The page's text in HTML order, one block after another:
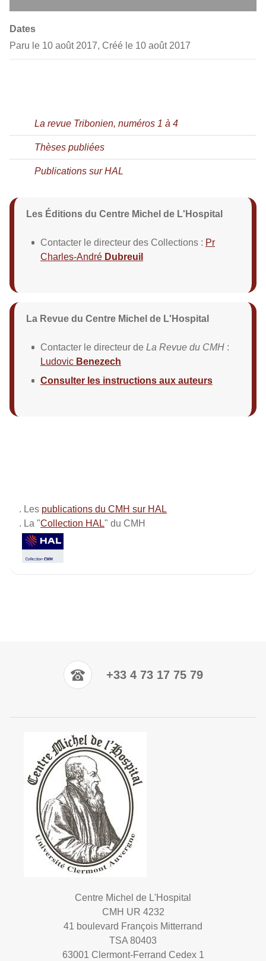
Dates
Paru le 10 août 2017, Créé le 10 août 2017
La revue Tribonien, numéros 1 à 4
Thèses publiées
Publications sur HAL
Les Éditions du Centre Michel de L'Hospital
Contacter le directeur des Collections : Pr
Charles-André Dubreuil
La Revue du Centre Michel de L'Hospital
Contacter le directeur de La Revue du CMH :
Ludovic Benezech
Consulter les instructions aux auteurs
. Les publications du CMH sur HAL
. La "Collection HAL" du CMH
+33 4 73 17 75 79
Centre Michel de L'Hospital
CMH UR 4232
41 boulevard François Mitterrand
TSA 80403
63001 Clermont-Ferrand Cedex 1